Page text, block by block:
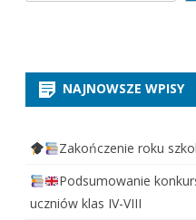
NAJNOWSZE WPISY
Zakończenie roku
Podsumowanie
uczniów klas IV-VIII